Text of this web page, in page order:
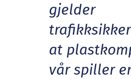
gjelder
at
vår spiller